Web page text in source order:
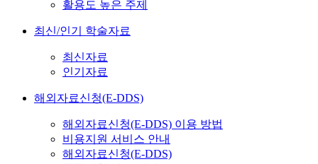
활용도 높은 주제
최신/인기 학술자료
최신자료
인기자료
해외자료신청(E-DDS)
해외자료신청(E-DDS) 이용 방법
비용지원 서비스 안내
해외자료신청(E-DDS)